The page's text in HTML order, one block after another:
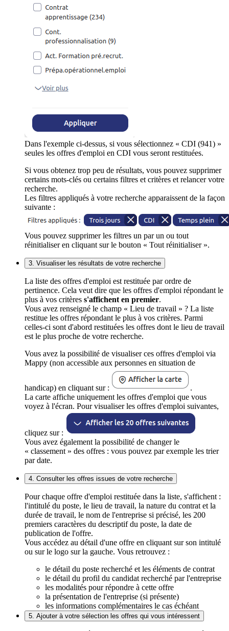
Dans l'exemple ci-dessus, si vous sélectionnez « CDI (941) »
seules les offres d'emploi en CDI vous seront restituées.
Si vous obtenez trop peu de résultats, vous pouvez supprimer
certains mots-clés ou certains filtres et critères et relancer votre
recherche.
Les filtres appliqués à votre recherche apparaissent de la façon
suivante :
Vous pouvez supprimer les filtres un par un ou tout
réinitialiser en cliquant sur le bouton « Tout réinitialiser ».
3. Visualiser les résultats de votre recherche
La liste des offres d'emploi est restituée par ordre de
pertinence. Cela veut dire que les offres d'emploi répondant le
plus à vos critères s'affichent en premier.
Vous avez renseigné le champ « Lieu de travail » ? La liste
restitue les offres répondant le plus à vos critères. Parmi
celles-ci sont d'abord restituées les offres dont le lieu de travail
est le plus proche de votre recherche.
Vous avez la possibilité de visualiser ces offres d'emploi via
Mappy (non accessible aux personnes en situation de
handicap) en cliquant sur :
.
La carte affiche uniquement les offres d'emploi que vous
voyez à l'écran. Pour visualiser les offres d'emploi suivantes,
cliquez sur :
Vous avez également la possibilité de changer le
« classement » des offres : vous pouvez par exemple les trier
par date.
4. Consulter les offres issues de votre recherche
Pour chaque offre d'emploi restituée dans la liste, s'affichent :
l'intitulé du poste, le lieu de travail, la nature du contrat et la
durée de travail, le nom de l'entreprise si précisé, les 200
premiers caractères du descriptif du poste, la date de
publication de l'offre.
Vous accédez au détail d'une offre en cliquant sur son intitulé
ou sur le logo sur la gauche. Vous retrouvez :
le détail du poste recherché et les éléments de contrat
le détail du profil du candidat recherché par l'entreprise
les modalités pour répondre à cette offre
la présentation de l'entreprise (si présente)
les informations complémentaires le cas échéant
5. Ajouter à votre sélection les offres qui vous intéressent